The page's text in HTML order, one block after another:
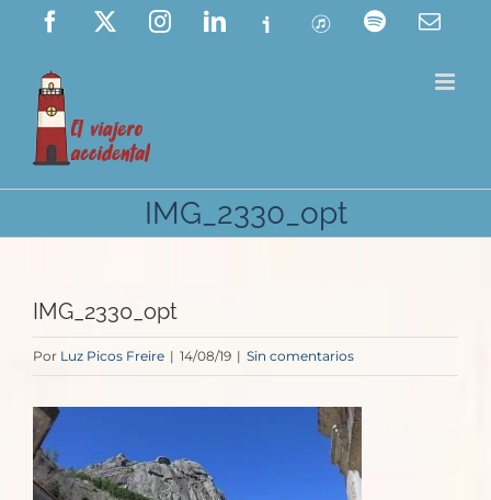
Saltar
contenido
Facebook InstagramLinkedIn
Ivoox ITunes Spotify
IMG_2330_opt
IMG_2330_opt
Por Luz Picos Freire | 14/08/19 | Sin comentarios